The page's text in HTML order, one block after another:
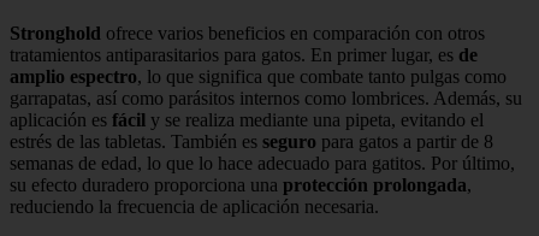
Stronghold ofrece varios beneficios en comparación con otros
tratamientos antiparasitarios para gatos. En primer lugar, es de
amplio espectro, lo que significa que combate tanto pulgas como
garrapatas, así como parásitos internos como lombrices. Además, su
aplicación es fácil y se realiza mediante una pipeta, evitando el
estrés de las tabletas. También es seguro para gatos a partir de 8
semanas de edad, lo que lo hace adecuado para gatitos. Por último,
su efecto duradero proporciona una protección prolongada,
reduciendo la frecuencia de aplicación necesaria.